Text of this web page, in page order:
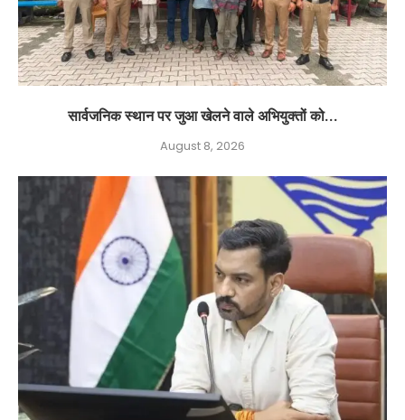
सार्वजनिक स्थान पर जुआ खेलने वाले अभियुक्तों को...
August 8, 2026